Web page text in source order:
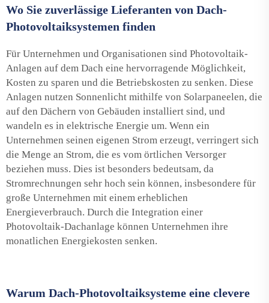
Wo Sie zuverlässige Lieferanten von Dach-
Photovoltaiksystemen finden
Für Unternehmen und Organisationen sind Photovoltaik-
Anlagen auf dem Dach eine hervorragende Möglichkeit,
Kosten zu sparen und die Betriebskosten zu senken. Diese
Anlagen nutzen Sonnenlicht mithilfe von Solarpaneelen, die
auf den Dächern von Gebäuden installiert sind, und
wandeln es in elektrische Energie um. Wenn ein
Unternehmen seinen eigenen Strom erzeugt, verringert sich
die Menge an Strom, die es vom örtlichen Versorger
beziehen muss. Dies ist besonders bedeutsam, da
Stromrechnungen sehr hoch sein können, insbesondere für
große Unternehmen mit einem erheblichen
Energieverbrauch. Durch die Integration einer
Photovoltaik-Dachanlage können Unternehmen ihre
monatlichen Energiekosten senken.
Warum Dach-Photovoltaiksysteme eine clevere